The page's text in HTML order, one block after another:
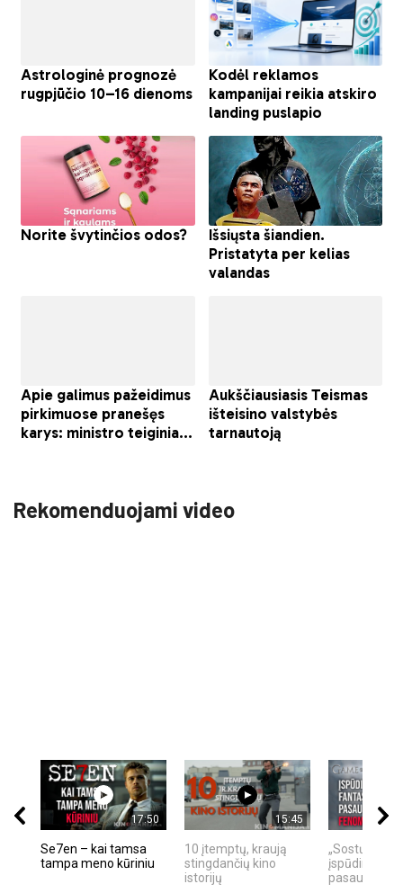
Rekomenduojami video
17:50
Se7en – kai tamsa
tampa meno kūriniu
15:45
10 įtemptų, kraują
stingdančių kino
istorijų
„Sostų
įspūdingas
pasaulio